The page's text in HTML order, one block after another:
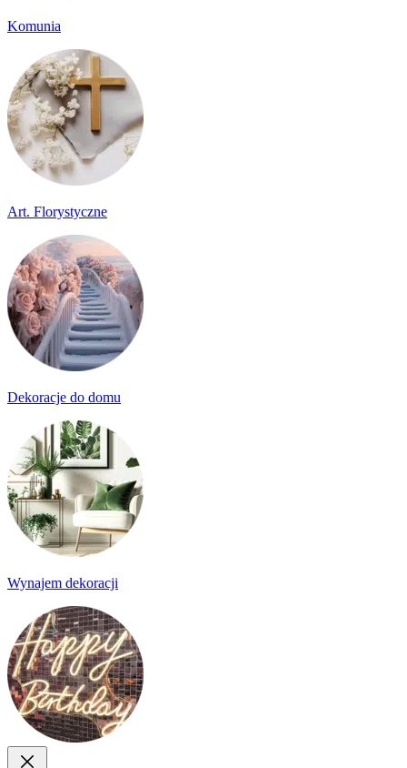
Komunia
Art. Florystyczne
Dekoracje do domu
Wynajem dekoracji